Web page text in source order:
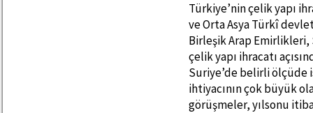
Türkiye’nin çelik yapı
ve Orta Asya Türkî
Birleşik Arap
çelik yapı ihracatı
Suriye’de belirli ölçüde
ihtiyacının çok büyük
görüşmeler, yılsonu